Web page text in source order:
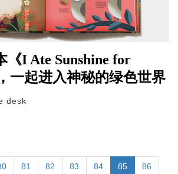
《I Ate Sunshine for
一起进入神秘的绿色世界
desk
81 82 83 84 85 86